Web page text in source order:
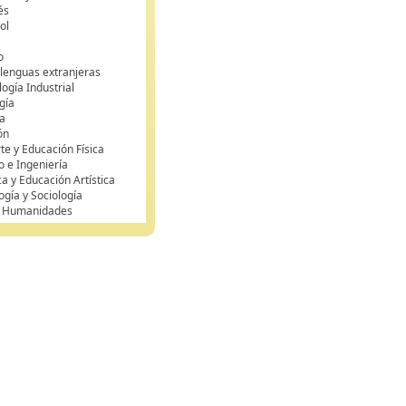
extranjeras
Industrial
y Educación Física
e Ingeniería
y Educación Artística
y Sociología